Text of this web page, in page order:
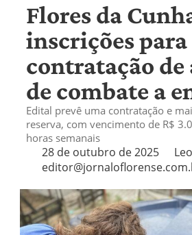
Flores da
inscrições para
contratação de
de combate a
Edital prevê uma contratação e
reserva, com vencimento de R$
horas semanais
28 de outubro de 2025